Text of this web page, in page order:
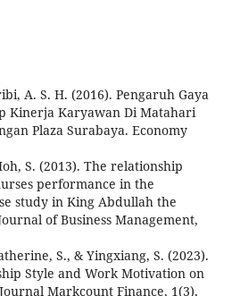
A. S. H. (2016). Pengaruh Gaya
Kinerja Karyawan Di Matahari
Plaza Surabaya. Economy
S. (2013). The relationship
performance in the
study in King Abdullah the
of Business Management,
S., & Yingxiang, S. (2023).
Style and Work Motivation on
Markcount Finance, 1(3),